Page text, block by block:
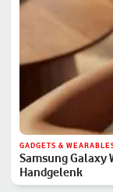
GADGETS &
Samsung Galaxy
Handgelenk